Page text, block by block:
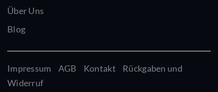
Über Uns
Blog
Impressum AGB Kontakt
Rückgaben und
Widerruf